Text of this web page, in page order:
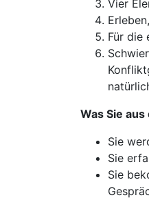
Vier
Für die
Was Sie
Sie
Sie
Sie